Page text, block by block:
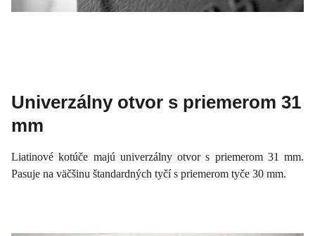
Univerzálny otvor s priemerom 31
mm
Liatinové kotúče majú univerzálny otvor s priemerom 31 mm.
Pasuje na väčšinu štandardných tyčí s priemerom tyče 30 mm.